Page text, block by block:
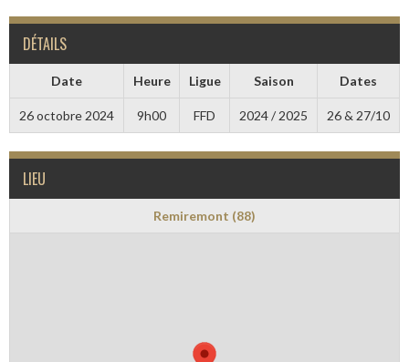
DÉTAILS
Date Heure Ligue Saison Dates
26 octobre 2024 9h00 FFD 2024 / 2025 26 & 27/10
LIEU
Remiremont (88)